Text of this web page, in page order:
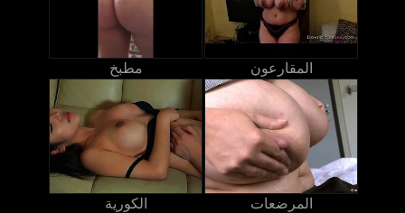
مطبخ المقارعون
الكورية المرضعات